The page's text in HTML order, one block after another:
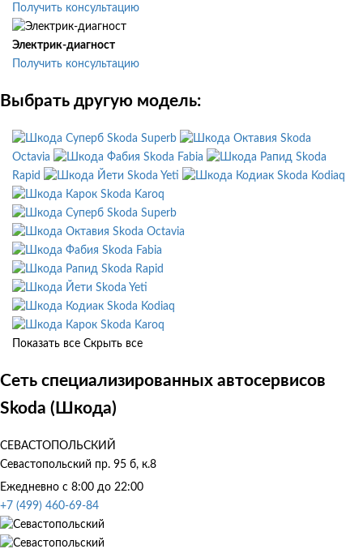
Получить консультацию
Электрик-диагност
Получить консультацию
Выбрать другую модель:
Skoda Superb
Skoda
Octavia
Skoda Fabia
Skoda
Rapid
Skoda Yeti
Skoda Kodiaq
Skoda Karoq
Skoda Superb
Skoda Octavia
Skoda Fabia
Skoda Rapid
Skoda Yeti
Skoda Kodiaq
Skoda Karoq
Показать все Скрыть все
Сеть специализированных автосервисов
Skoda (Шкода)
СЕВАСТОПОЛЬСКИЙ
Севастопольский пр. 95 б, к.8
Ежедневно с 8:00 до 22:00
+7 (499) 460-69-84